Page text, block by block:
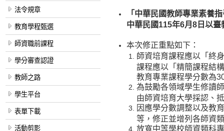
法令規章
教育學程甄選
師資職前課程
學分審查認證
教師之路
學生平台
表單下載
活動剪影
「中華民國教師專業素養
中華民國115年6月8日以
本次修正重點如下：
師資培育課程應以「終
課程應以「精簡課程結
教育專業課程學分數為
為鼓勵各領域學生修讀
由師資培育大學採認、
因應學分數調整以及教
等，修正並增列各師資
放寬中等學校師資類科